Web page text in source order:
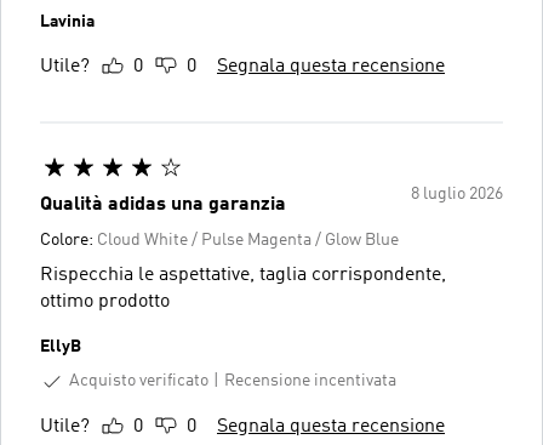
Lavinia
Utile? 0 0 Segnala questa recensione
8 luglio 2026
Qualità adidas una garanzia
Colore: Cloud White / Pulse Magenta / Glow Blue
Rispecchia le aspettative, taglia corrispondente,
ottimo prodotto
EllyB
Acquisto verificato
Recensione incentivata
Utile? 0 0 Segnala questa recensione